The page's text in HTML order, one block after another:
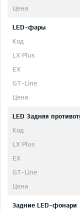
LED-фары
LED 3адняя
Задние LED-фонари